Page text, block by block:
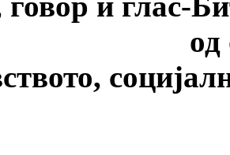
од